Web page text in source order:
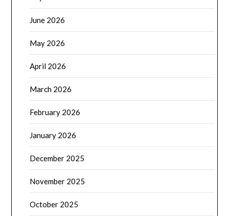
June 2026
May 2026
April 2026
March 2026
February 2026
January 2026
December 2025
November 2025
October 2025